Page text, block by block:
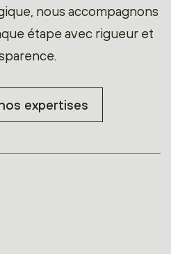
nous accompagnons
étape avec rigueur et
expertises